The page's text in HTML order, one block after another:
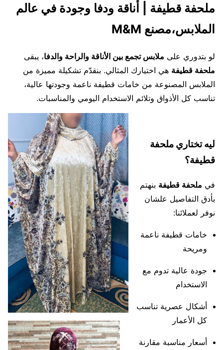
ملحفة قطيفة | أناقة ودفا وجودة في عالم
الملابس،مصنع M&M
لو بتدوري على ملابس تجمع بين الأناقة والراحة والدفا، يبقى
ملحفة قطيفة هي اختيارك المثالي. بنقدّم تشكيلة مميزة من
الملابس المصنوعة من خامات قطيفة ناعمة وجودتها عالية،
تناسب كل الأذواق وتلائم الاستخدام اليومي والمناسبات.
ليه تختاري ملحفة
قطيفة؟
في ملحفة قطيفة بنهتم
بأدق التفاصيل علشان
نوفر لعملائنا:
خامات قطيفة ناعمة
ومريحة
جودة عالية تدوم مع
الاستخدام
أشكال عصرية تناسب
كل الأعمار
أسعار مناسبة مقارنة